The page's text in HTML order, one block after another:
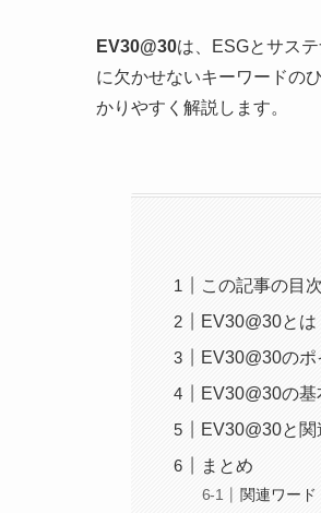
EV30@30は、ESGとサス
に欠かせないキーワードの
かりやすく解説します。
この記事の目次
EV30@30とは
EV30@30のポ
EV30@30の
EV30@30と
まとめ
関連ワード